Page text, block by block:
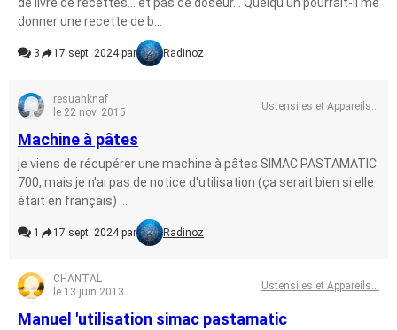
donner une recette de b...
3 17 sept. 2024 par Radinoz
resuahknaf
le 22 nov. 2015
Ustensiles et Appareils...
Machine à pâtes
je viens de récupérer une machine à pâtes SIMAC PASTAMATIC
700, mais je n'ai pas de notice d'utilisation (ça serait bien si elle
était en français) ...
1 17 sept. 2024 par Radinoz
CHANTAL
le 13 juin 2013
Ustensiles et Appareils...
Manuel 'utilisation simac pastamatic